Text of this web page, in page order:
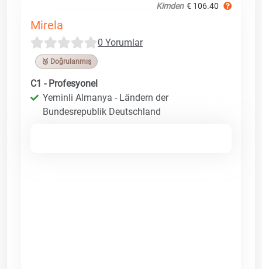
Kimden € 106.40
Mirela
0 Yorumlar
🥉 Doğrulanmış
C1 - Profesyonel
Yeminli Almanya - Ländern der
Bundesrepublik Deutschland